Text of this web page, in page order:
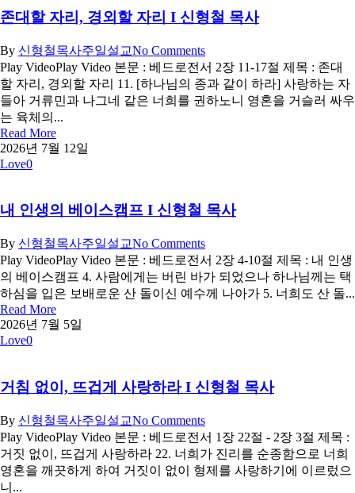
존대할 자리, 경외할 자리 I 신형철 목사
By 신형철목사주일설교No Comments
Play VideoPlay Video 본문 : 베드로전서 2장 11-17절 제목 : 존대
할 자리, 경외할 자리 11. [하나님의 종과 같이 하라] 사랑하는 자
들아 거류민과 나그네 같은 너희를 권하노니 영혼을 거슬러 싸우
는 육체의...
Read More
2026년 7월 12일
Love0
내 인생의 베이스캠프 I 신형철 목사
By 신형철목사주일설교No Comments
Play VideoPlay Video 본문 : 베드로전서 2장 4-10절 제목 : 내 인생
의 베이스캠프 4. 사람에게는 버린 바가 되었으나 하나님께는 택
하심을 입은 보배로운 산 돌이신 예수께 나아가 5. 너희도 산 돌...
Read More
2026년 7월 5일
Love0
거침 없이, 뜨겁게 사랑하라 I 신형철 목사
By 신형철목사주일설교No Comments
Play VideoPlay Video 본문 : 베드로전서 1장 22절 - 2장 3절 제목 :
거짓 없이, 뜨겁게 사랑하라 22. 너희가 진리를 순종함으로 너희
영혼을 깨끗하게 하여 거짓이 없이 형제를 사랑하기에 이르렀으
니...